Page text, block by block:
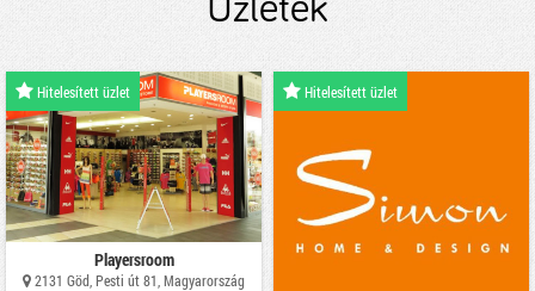
Üzletek
Hitelesített üzlet
Playersroom
2131 Göd, Pesti út 81, Magyarország
Hitelesített üzlet